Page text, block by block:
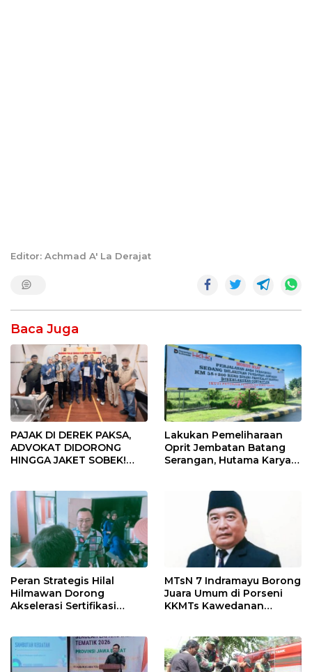
Editor: Achmad A' La Derajat
Baca Juga
PAJAK DI DEREK PAKSA,
ADVOKAT DIDORONG
HINGGA JAKET SOBEK!
Pekanbaru!
Lakukan Pemeliharaan
Oprit Jembatan Batang
Serangan, Hutama Karya
Peran Strategis Hilal
Hilmawan Dorong
Akselerasi Sertifikasi
Indramayu
MTsN 7 Indramayu Borong
Juara Umum di Porseni
KKMTs Kawedanan